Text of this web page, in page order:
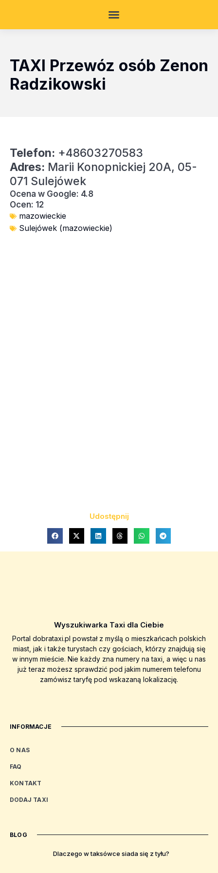
TAXI Przewóz osób Zenon
Radzikowski
Telefon: +48603270583
Adres: Marii Konopnickiej 20A, 05-
071 Sulejówek
Ocena w Google: 4.8
Ocen: 12
mazowieckie
Sulejówek (mazowieckie)
Udostępnij
Wyszukiwarka Taxi dla Ciebie
Portal dobrataxi.pl powstał z myślą o mieszkańcach polskich
miast, jak i także turystach czy gościach, którzy znajdują się
w innym mieście. Nie każdy zna numery na taxi, a więc u nas
już teraz możesz sprawdzić pod jakim numerem telefonu
zamówisz taryfę pod wskazaną lokalizację.
INFORMACJE
O NAS
FAQ
KONTAKT
DODAJ TAXI
BLOG
Dlaczego w taksówce siada się z tyłu?